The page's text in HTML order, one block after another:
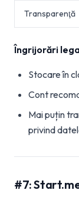
Transparenţă
Îngrijorări
Stocare în
Cont
Mai puțin
privind
#7: